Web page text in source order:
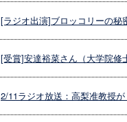
[ラジオ出演]ブロッコリーの秘
[受賞]安達裕菜さん（大学院修
2/11ラジオ放送：高梨准教授